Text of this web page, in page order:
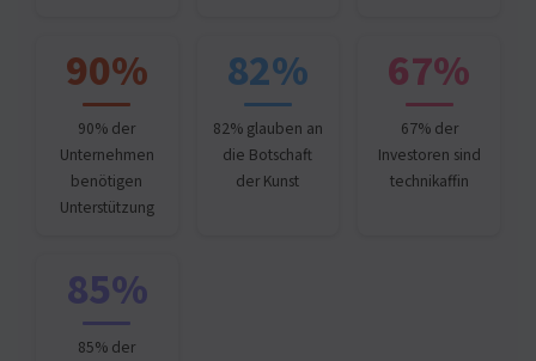
90%
90% der
Unternehmen
benötigen
Unterstützung
82%
82% glauben an
die Botschaft
der Kunst
67%
67% der
Investoren sind
technikaffin
85%
85% der